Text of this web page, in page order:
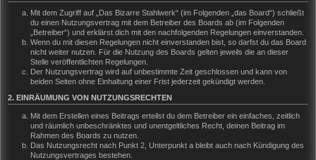
Mit dem Zugriff auf „Das Bizarre Stahlwerk“ (im Folgenden „das Board“) schließt
du einen Nutzungsvertrag mit dem Betreiber des Boards ab (im Folgenden
„Betreiber“) und erklärst dich mit den nachfolgenden Regelungen einverstanden.
Wenn du mit diesen Regelungen nicht einverstanden bist, so darfst du das Board
nicht weiter nutzen. Für die Nutzung des Boards gelten jeweils die an dieser
Stelle veröffentlichten Regelungen.
Der Nutzungsvertrag wird auf unbestimmte Zeit geschlossen und kann von
beiden Seiten ohne Einhaltung einer Frist jederzeit gekündigt werden.
2. EINRÄUMUNG VON NUTZUNGSRECHTEN
Mit dem Erstellen eines Beitrags erteilst du dem Betreiber ein einfaches, zeitlich
und räumlich unbeschränktes und unentgeltliches Recht, deinen Beitrag im
Rahmen des Boards zu nutzen.
Das Nutzungsrecht nach Punkt 2, Unterpunkt a bleibt auch nach Kündigung des
Nutzungsvertrages bestehen.